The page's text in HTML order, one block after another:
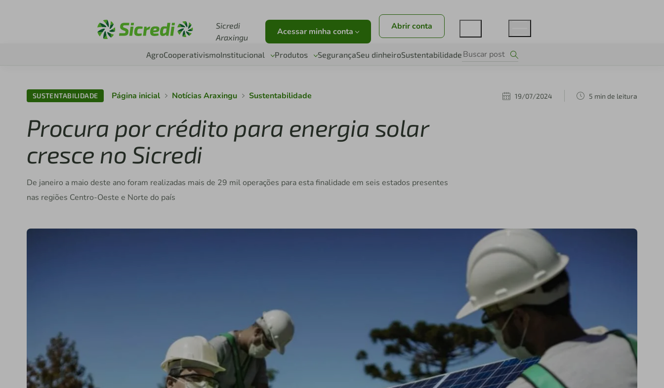
Sicredi
Araxingu
Acessar minha conta Abrir conta
AgroCooperativismoInstitucional Produtos SegurançaSeu dinheiroSustentabilidade
SUSTENTABILIDADE Página inicial Notícias Araxingu Sustentabilidade 19/07/2024 5 min de leitura
Procura por crédito para energia solar
cresce no Sicredi
De janeiro a maio deste ano foram realizadas mais de 29 mil operações para esta finalidade em seis estados presentes
nas regiões Centro-Oeste e Norte do país